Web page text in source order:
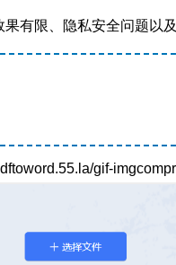
有限、隐私安全问题以
gif-